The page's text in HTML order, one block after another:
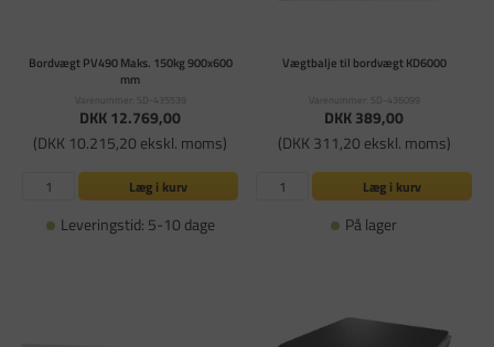
Bordvægt PV490 Maks. 150kg 900x600
mm
Varenummer: SD-435539
DKK 12.769,00
(DKK 10.215,20 ekskl. moms)
Læg i kurv
Leveringstid: 5-10 dage
Vægtbalje til bordvægt KD6000
Varenummer: SD-436099
DKK 389,00
(DKK 311,20 ekskl. moms)
Læg i kurv
På lager